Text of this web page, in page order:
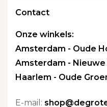
Contact
Onze winkels:
Amsterdam - Oude
Amsterdam -
Haarlem - Oude
E-mail: